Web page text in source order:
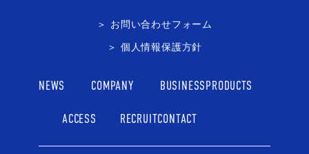
お問い合わせフォーム
個人情報保護方針
NEWS COMPANY BUSINESS PRODUCTS
ACCESS RECRUITCONTACT